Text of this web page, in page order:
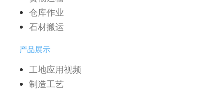
仓库作业
石材搬运
产品展示
工地应用视频
制造工艺